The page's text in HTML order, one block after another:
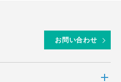
お問い合わせ